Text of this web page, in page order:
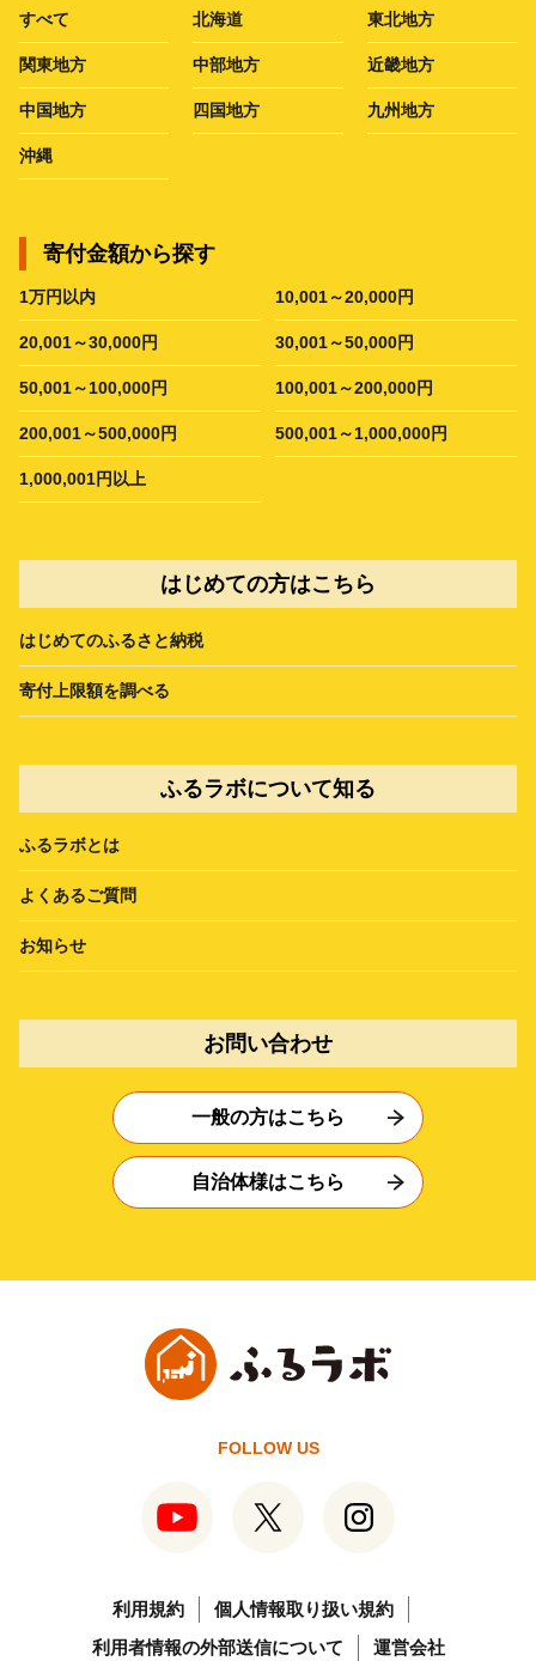
すべて 北海道 東北地方
関東地方 中部地方 近畿地方
中国地方 四国地方 九州地方
沖縄
寄付金額から探す
1万円以内 10,001～20,000円
20,001～30,000円 30,001～50,000円
50,001～100,000円 100,001～200,000円
200,001～500,000円 500,001～1,000,000円
1,000,001円以上
はじめての方はこちら
はじめてのふるさと納税
寄付上限額を調べる
ふるラボについて知る
ふるラボとは
よくあるご質問
お知らせ
お問い合わせ
一般の方はこちら
自治体様はこちら
FOLLOW US
利用規約
個人情報取り扱い規約
利用者情報の外部送信について
運営会社